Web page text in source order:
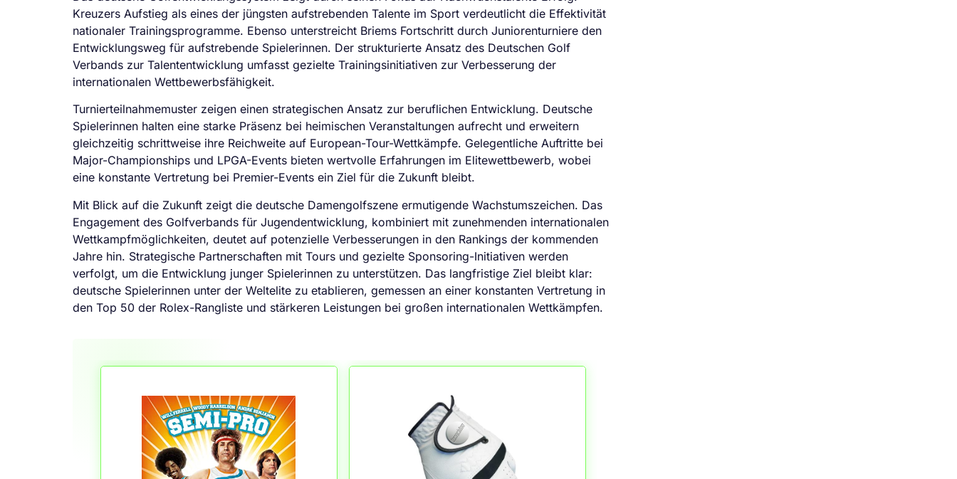
Kreuzers Aufstieg als eines der jüngsten aufstrebenden Talente im Sport verdeutlicht die Effektivität
nationaler Trainingsprogramme. Ebenso unterstreicht Briems Fortschritt durch Juniorenturniere den
Entwicklungsweg für aufstrebende Spielerinnen. Der strukturierte Ansatz des Deutschen Golf
Verbands zur Talententwicklung umfasst gezielte Trainingsinitiativen zur Verbesserung der
internationalen Wettbewerbsfähigkeit.
Turnierteilnahmemuster zeigen einen strategischen Ansatz zur beruflichen Entwicklung. Deutsche
Spielerinnen halten eine starke Präsenz bei heimischen Veranstaltungen aufrecht und erweitern
gleichzeitig schrittweise ihre Reichweite auf European-Tour-Wettkämpfe. Gelegentliche Auftritte bei
Major-Championships und LPGA-Events bieten wertvolle Erfahrungen im Elitewettbewerb, wobei
eine konstante Vertretung bei Premier-Events ein Ziel für die Zukunft bleibt.
Mit Blick auf die Zukunft zeigt die deutsche Damengolfszene ermutigende Wachstumszeichen. Das
Engagement des Golfverbands für Jugendentwicklung, kombiniert mit zunehmenden internationalen
Wettkampfmöglichkeiten, deutet auf potenzielle Verbesserungen in den Rankings der kommenden
Jahre hin. Strategische Partnerschaften mit Tours und gezielte Sponsoring-Initiativen werden
verfolgt, um die Entwicklung junger Spielerinnen zu unterstützen. Das langfristige Ziel bleibt klar:
deutsche Spielerinnen unter der Weltelite zu etablieren, gemessen an einer konstanten Vertretung in
den Top 50 der Rolex-Rangliste und stärkeren Leistungen bei großen internationalen Wettkämpfen.